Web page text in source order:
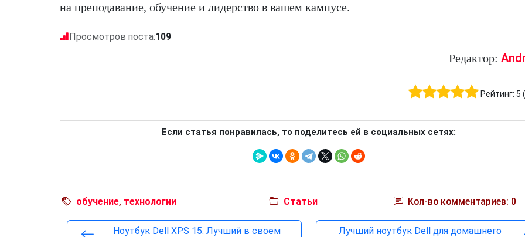
на преподавание, обучение и лидерство в вашем кампусе.
Просмотров поста:109
Редактор:
Рейтинг: 5 (
Если статья понравилась, то поделитесь ей в социальных сетях:
обучение, технологии Статьи Кол-во комментариев: 0
Ноутбук Dell XPS 15. Лучший в своем
Лучший ноутбук Dell для домашнего